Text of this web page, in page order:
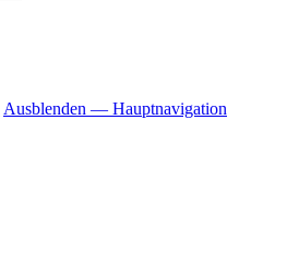
Ausblenden — Hauptnavigation